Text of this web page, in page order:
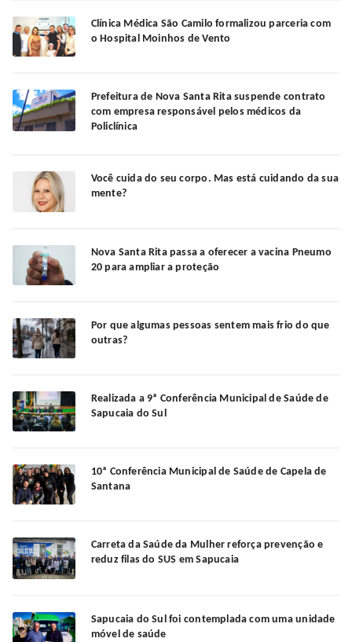
Clínica Médica São Camilo formalizou parceria com
o Hospital Moinhos de Vento
Prefeitura de Nova Santa Rita suspende contrato
com empresa responsável pelos médicos da
Policlínica
Você cuida do seu corpo. Mas está cuidando da sua
mente?
Nova Santa Rita passa a oferecer a vacina Pneumo
20 para ampliar a proteção
Por que algumas pessoas sentem mais frio do que
outras?
Realizada a 9ª Conferência Municipal de Saúde de
Sapucaia do Sul
10ª Conferência Municipal de Saúde de Capela de
Santana
Carreta da Saúde da Mulher reforça prevenção e
reduz filas do SUS em Sapucaia
Sapucaia do Sul foi contemplada com uma unidade
móvel de saúde